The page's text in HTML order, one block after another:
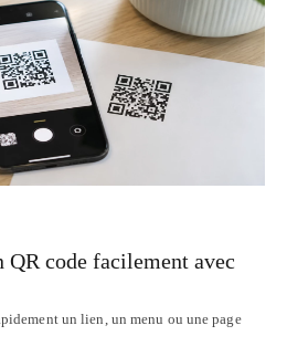
QR code facilement avec
un lien, un menu ou une page